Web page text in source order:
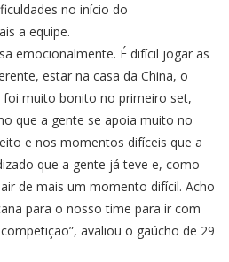
no início do
a equipe.
emocionalmente. É difícil jogar as
estar na casa da China, o
muito bonito no primeiro set,
que a gente se apoia muito no
e nos momentos difíceis que a
que a gente já teve e, como
de mais um momento difícil. Acho
para o nosso time para ir com
avaliou o gaúcho de 29